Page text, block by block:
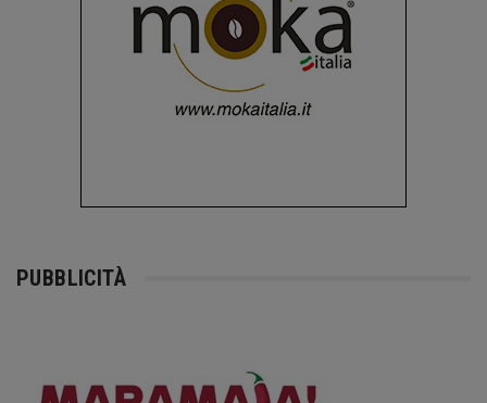
PUBBLICITÀ